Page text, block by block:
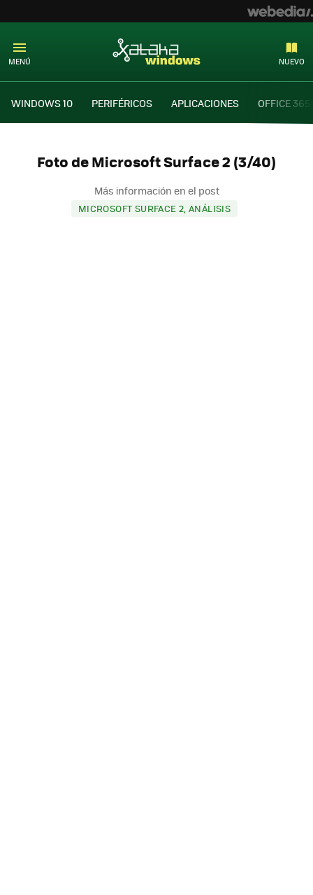
MENÚ NUEVO
WINDOWS 10 PERIFÉRICOS APLICACIONES OFFICE 365
Foto de Microsoft Surface 2 (3/40)
Más información en el post
MICROSOFT SURFACE 2, ANÁLISIS